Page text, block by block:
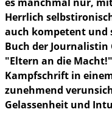
Herrlich
auch kompetent und
Buch der Journalistin
"Eltern an die
Kampfschrift in
zunehmend
Gelassenheit und